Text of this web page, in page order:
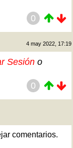
0
4 may 2022, 17:19
Sesión o
0
comentarios.